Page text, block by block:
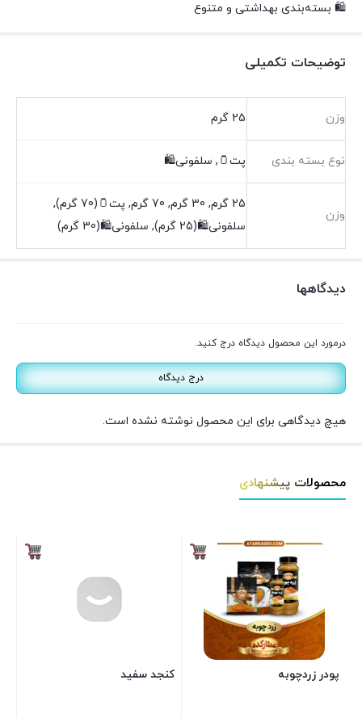
🛍️ بسته‌بندی بهداشتی و متنوع
توضیحات تکمیلی
وزن 25 گرم
نوع بسته بندی پت🫙, سلفونی🛍️
وزن
25 گرم, 30 گرم, 70 گرم, پت🫙(70 گرم),
سلفونی🛍(25 گرم), سلفونی🛍(30 گرم)
دیدگاهها
درمورد این محصول دیدگاه درج کنید.
درج دیدگاه
هیچ دیدگاهی برای این محصول نوشته نشده است.
محصولات پیشنهادی
پودر زردچوبه کنجد سفید